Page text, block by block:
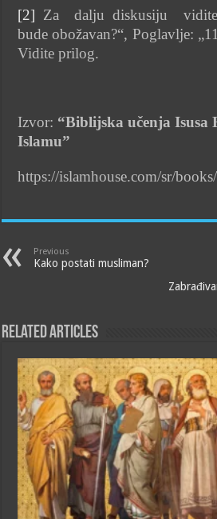
[2] Za dalju diskusiju
bude obožavan?“, Poglavlje:
Vidite prilog.
Izvor: “Biblijska učenja Isusa
Islamu”
https://islamhouse.com/sr/
Previous
Kako postati musliman?
Related Articles